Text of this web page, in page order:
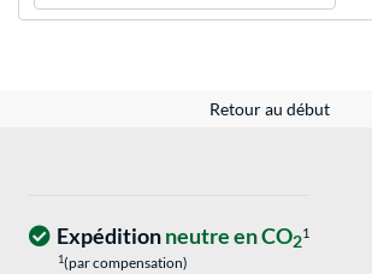
Retour au début
Expéditionneutre en CO21
1(par compensation)